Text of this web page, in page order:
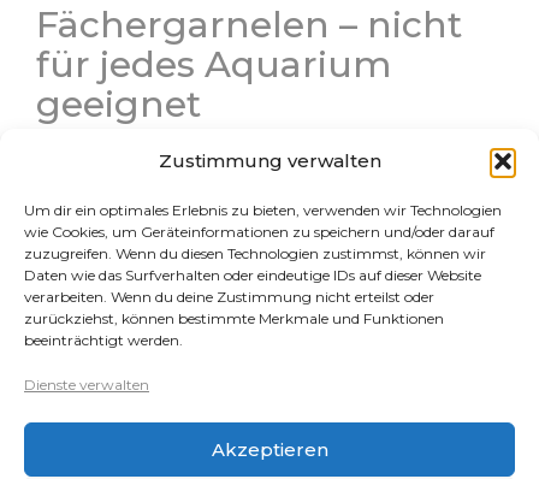
Zustimmung verwalten
Um dir ein optimales Erlebnis zu bieten, verwenden wir Technologien
wie Cookies, um Geräteinformationen zu speichern und/oder darauf
zuzugreifen. Wenn du diesen Technologien zustimmst, können wir
Daten wie das Surfverhalten oder eindeutige IDs auf dieser Website
verarbeiten. Wenn du deine Zustimmung nicht erteilst oder
zurückziehst, können bestimmte Merkmale und Funktionen
beeinträchtigt werden.
Dienste verwalten
Akzeptieren
Fächergarnelen – nicht
für jedes Aquarium
geeignet
Fächergarnelen im Aquarium Fächergarnelen sind mit
ihrer außergewöhnlichen Optik und ihrem
Fressverhalten echte Blickfänger im Aquarium. Doch
genau hier liegt das Problem: Diese Tiere werden
häufig unterschätzt, falsch gehalten und verhungern
dann jämmerlich. Damit sie die…